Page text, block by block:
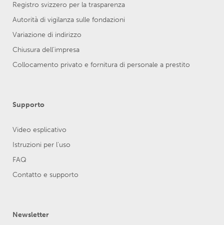
Registro svizzero per la trasparenza
Autorità di vigilanza sulle fondazioni
Variazione di indirizzo
Chiusura dell’impresa
Collocamento privato e fornitura di personale a prestito
Supporto
Video esplicativo
Istruzioni per l'uso
FAQ
Contatto e supporto
Newsletter